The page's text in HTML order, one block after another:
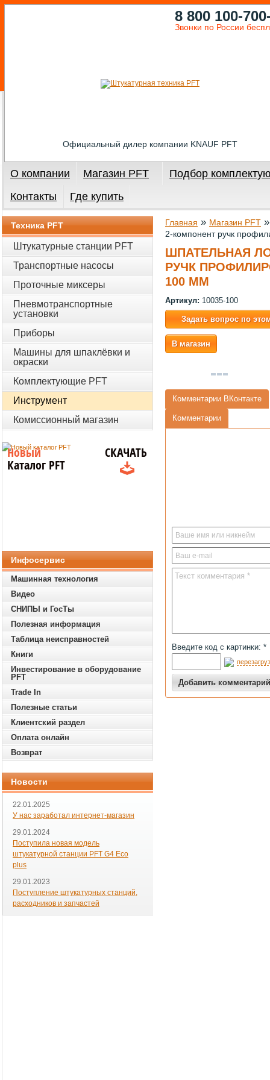
Официальный дилер компании KNAUF PFT
8 800 100-
Звонки по России
О компании Магазин PFT
Подбор
Контакты
Где купить
Главная » Магазин PFT
2-компонент ручк
ШПАТЕЛЬНАЯ
РУЧК
100 ММ
Артикул: 10035-100
Задать вопрос по
В магазин
Комментарии ВКонтакте
Комментарии
Введите код с картинки: *
Техника PFT
Штукатурные станции PFT
Транспортные насосы
Проточные миксеры
Пневмотранспортные
установки
Приборы
Машины для шпаклёвки и
окраски
Комплектующие PFT
Инструмент
Комиссионный магазин
Новый
Каталог PFT
СКАЧАТЬ
Инфосервис
Машинная технология
Видео
СНИПЫ и ГосТы
Полезная информация
Таблица неисправностей
Книги
Инвестирование в оборудование
PFT
Trade In
Полезные статьи
Клиентский раздел
Оплата онлайн
Возврат
Новости
22.01.2025
У нас заработал интернет-магазин
29.01.2024
Поступила новая модель
штукатурной станции PFT G4 Eco
plus
29.01.2023
Поступление штукатурных станций,
расходников и запчастей